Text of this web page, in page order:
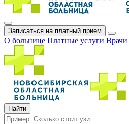
Записаться на платный прием
О больнице Платные услуги Врачи